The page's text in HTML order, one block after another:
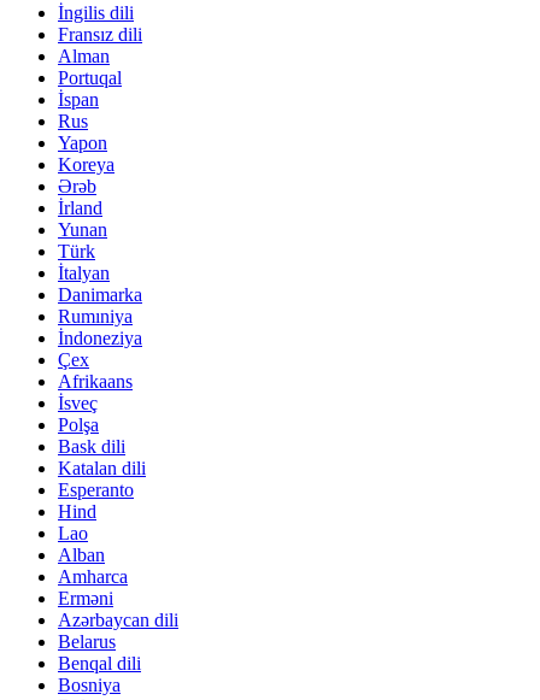
İngilis dili
Fransız dili
Alman
Portuqal
İspan
Rus
Yapon
Koreya
Ərəb
İrland
Yunan
Türk
İtalyan
Danimarka
Rumıniya
İndoneziya
Çex
Afrikaans
İsveç
Polşa
Bask dili
Katalan dili
Esperanto
Hind
Lao
Alban
Amharca
Erməni
Azərbaycan dili
Belarus
Benqal dili
Bosniya